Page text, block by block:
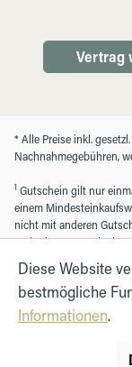
Vertrag
* Alle Preise inkl.
Nachnahmegebühren,
1 Gutschein gilt nur
einem
nicht mit anderen
registrierten
Diese Website
bestmögliche
Informationen.